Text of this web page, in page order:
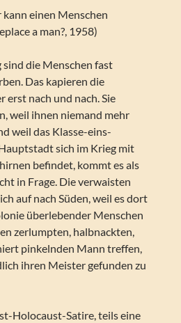
einen Menschen
a man?, 1958)
die Menschen fast
Das kapieren die
erst nach und nach. Sie
weil ihnen niemand mehr
weil das Klasse-eins-
sich im Krieg mit
befindet, kommt es als
in Frage. Die verwaisten
auf nach Süden, weil es dort
überlebender Menschen
zerlumpten, halbnackten,
pinkelnden Mann treffen,
ihren Meister gefunden zu
Holocaust-Satire, teils eine